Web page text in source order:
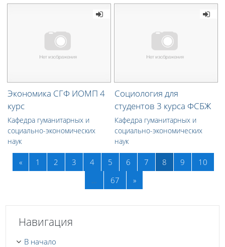
Экономика СГФ ИОМП 4
курс
Кафедра гуманитарных и
социально-экономических
наук
Социология для
студентов 3 курса ФСБЖ
Кафедра гуманитарных и
социально-экономических
наук
«Назад1 2 3 4 5 6 7 8 (текущая)
9
10
…
67 »Далее
Навигация
В начало